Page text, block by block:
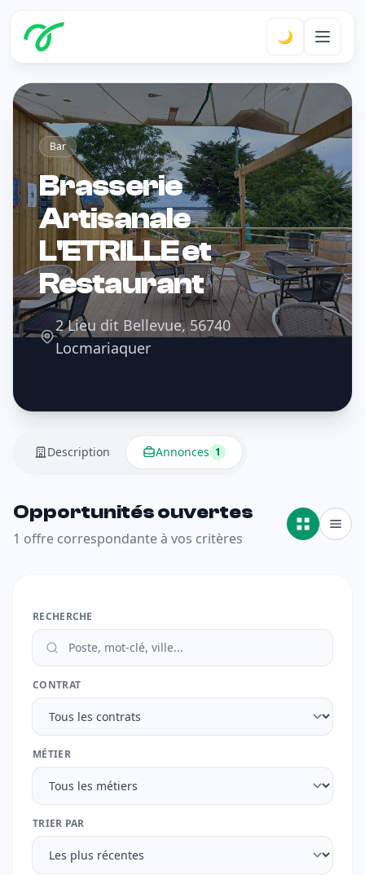
🌙
Bar
Brasserie
Artisanale
L'ETRILLE et
Restaurant
2 Lieu dit Bellevue, 56740
Locmariaquer
Description Annonces 1
Opportunités ouvertes
1 offre correspondante à vos critères
RECHERCHE
CONTRAT
MÉTIER
TRIER PAR